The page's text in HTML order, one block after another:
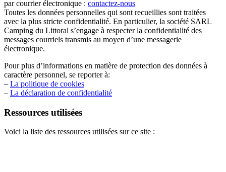
par courrier électronique : contactez-nous
Toutes les données personnelles qui sont recueillies sont traitées
avec la plus stricte confidentialité. En particulier, la société SARL
Camping du Littoral s’engage à respecter la confidentialité des
messages courriels transmis au moyen d’une messagerie
électronique.
Pour plus d’informations en matière de protection des données à
caractère personnel, se reporter à:
– La politique de cookies
– La déclaration de confidentialité
Ressources utilisées
Voici la liste des ressources utilisées sur ce site :